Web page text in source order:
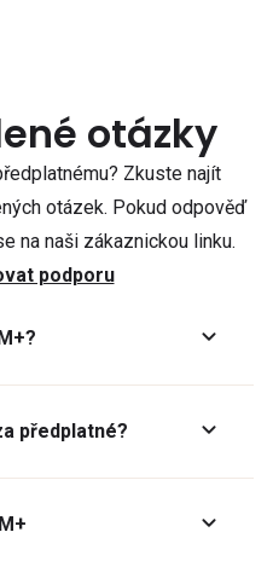
otázky
Zkuste najít
otázek. Pokud odpověď
na naši zákaznickou linku.
podporu
předplatné?